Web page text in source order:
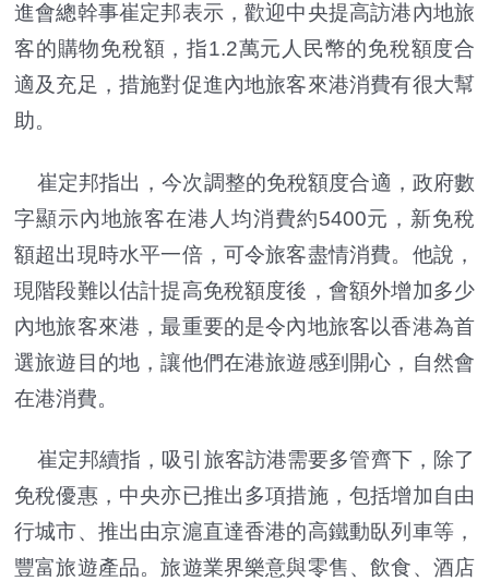
進會總幹事崔定邦表示，歡迎中央提高訪港內地旅
客的購物免稅額，指1.2萬元人民幣的免稅額度合
適及充足，措施對促進內地旅客來港消費有很大幫
助。
崔定邦指出，今次調整的免稅額度合適，政府數
字顯示內地旅客在港人均消費約5400元，新免稅
額超出現時水平一倍，可令旅客盡情消費。他說，
現階段難以估計提高免稅額度後，會額外增加多少
內地旅客來港，最重要的是令內地旅客以香港為首
選旅遊目的地，讓他們在港旅遊感到開心，自然會
在港消費。
崔定邦續指，吸引旅客訪港需要多管齊下，除了
免稅優惠，中央亦已推出多項措施，包括增加自由
行城市、推出由京滬直達香港的高鐵動臥列車等，
豐富旅遊產品。旅遊業界樂意與零售、飲食、酒店